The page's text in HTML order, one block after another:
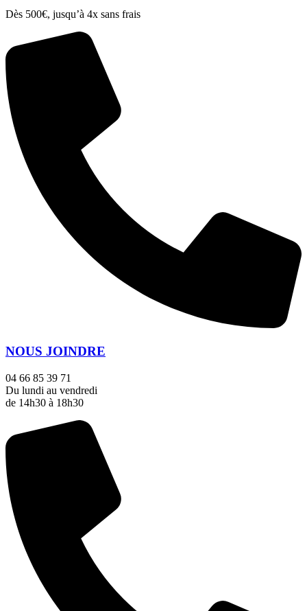
Dès 500€, jusqu’à 4x sans frais
NOUS JOINDRE
04 66 85 39 71
Du lundi au vendredi
de 14h30 à 18h30